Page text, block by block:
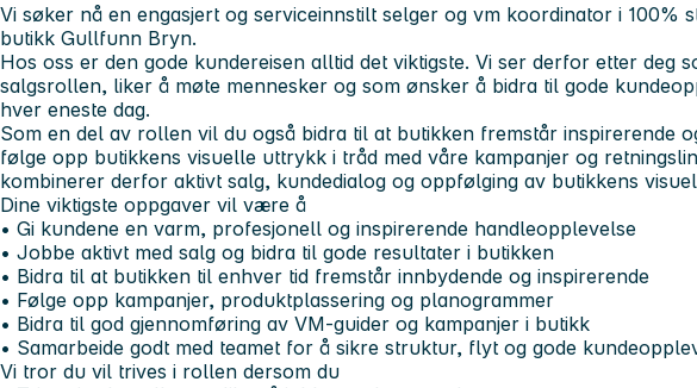
Vi søker nå en engasjert og serviceinnstilt selger og vm koordinator i 100%
butikk Gullfunn Bryn.
Hos oss er den gode kundereisen alltid det viktigste. Vi ser derfor etter deg
salgsrollen, liker å møte mennesker og som ønsker å bidra til gode
hver eneste dag.
Som en del av rollen vil du også bidra til at butikken fremstår inspirerende
følge opp butikkens visuelle uttrykk i tråd med våre kampanjer og
kombinerer derfor aktivt salg, kundedialog og oppfølging av butikkens
Dine viktigste oppgaver vil være å
• Gi kundene en varm, profesjonell og inspirerende handleopplevelse
• Jobbe aktivt med salg og bidra til gode resultater i butikken
• Bidra til at butikken til enhver tid fremstår innbydende og inspirerende
• Følge opp kampanjer, produktplassering og planogrammer
• Bidra til god gjennomføring av VM-guider og kampanjer i butikk
• Samarbeide godt med teamet for å sikre struktur, flyt og gode
Vi tror du vil trives i rollen dersom du